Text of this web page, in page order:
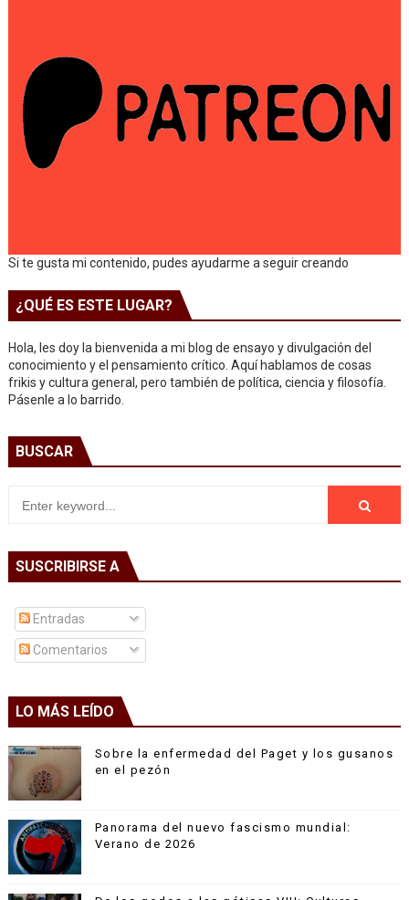
Si te gusta mi contenido, pudes ayudarme a seguir creando
¿QUÉ ES ESTE LUGAR?
Hola, les doy la bienvenida a mi blog de ensayo y divulgación del
conocimiento y el pensamiento crítico. Aquí hablamos de cosas
frikis y cultura general, pero también de política, ciencia y filosofía.
Pásenle a lo barrido.
BUSCAR
SUSCRIBIRSE A
Entradas
Comentarios
LO MÁS LEÍDO
Sobre la enfermedad del Paget y los gusanos
en el pezón
Panorama del nuevo fascismo mundial:
Verano de 2026